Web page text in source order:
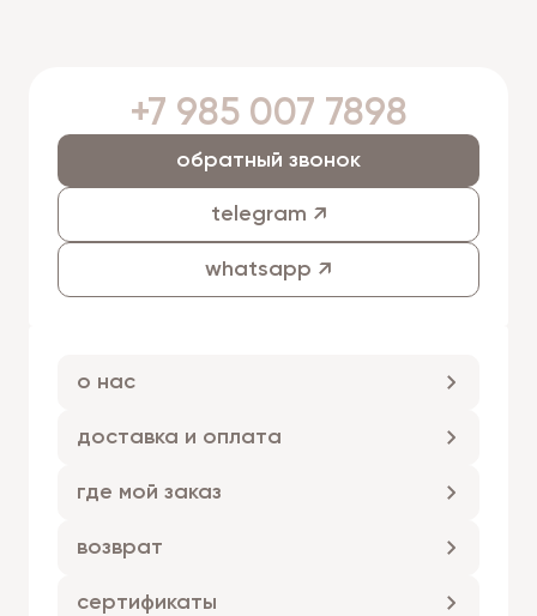
+7 985 007 7898
telegram ↗
whatsapp ↗
обратный звонок
о нас
доставка и оплата
где мой заказ
возврат
сертификаты